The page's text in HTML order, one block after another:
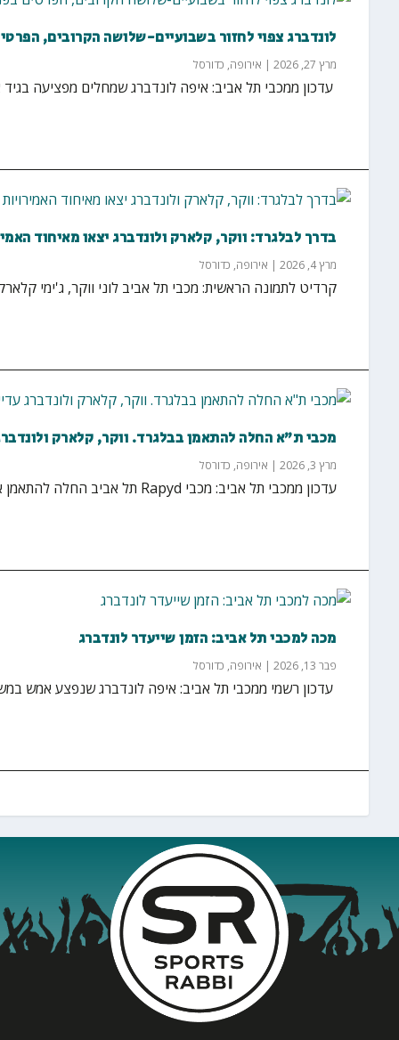
לונדברג צפוי לחזור בשבועיים-שלושה הקרובים,
מרץ 27, 2026 | אירופה, כדורסל
עדכון ממכבי תל אביב: איפה לונדברג שמחלים מפציעה
בדרך לבלגרד: ווקר, קלארק ולונדברג יצאו מאיחוד
מרץ 4, 2026 | אירופה, כדורסל
קרדיט לתמונה הראשית: מכבי תל אביב לוני ווקר, ג'ימי
מכבי ת"א החלה להתאמן בבלגרד. ווקר, קלארק
מרץ 3, 2026 | אירופה, כדורסל
עדכון ממכבי תל אביב: מכבי Rapyd תל אביב החלה להתאמן אתמול בבלגרד. שחקני נבחרת ישראל יצטרפו היום...
מכה למכבי תל אביב: הזמן שייעדר לונדברג
פבר 13, 2026 | אירופה, כדורסל
עדכון רשמי ממכבי תל אביב: איפה לונדברג שנפצע אמש